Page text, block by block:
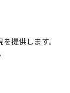
提供します。